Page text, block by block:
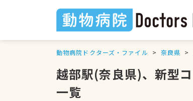
動物病院ドクターズ・ファイル 奈良県
越部駅(奈良県)、新型
一覧